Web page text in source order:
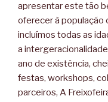
apresentar este tão
oferecer à população
incluímos todas as
a
ano de existência,
festas, workshops,
parceiros, A